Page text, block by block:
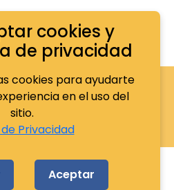
cookies y
de privacidad
cookies para ayudarte
en el uso del
sitio.
Privacidad
Aceptar